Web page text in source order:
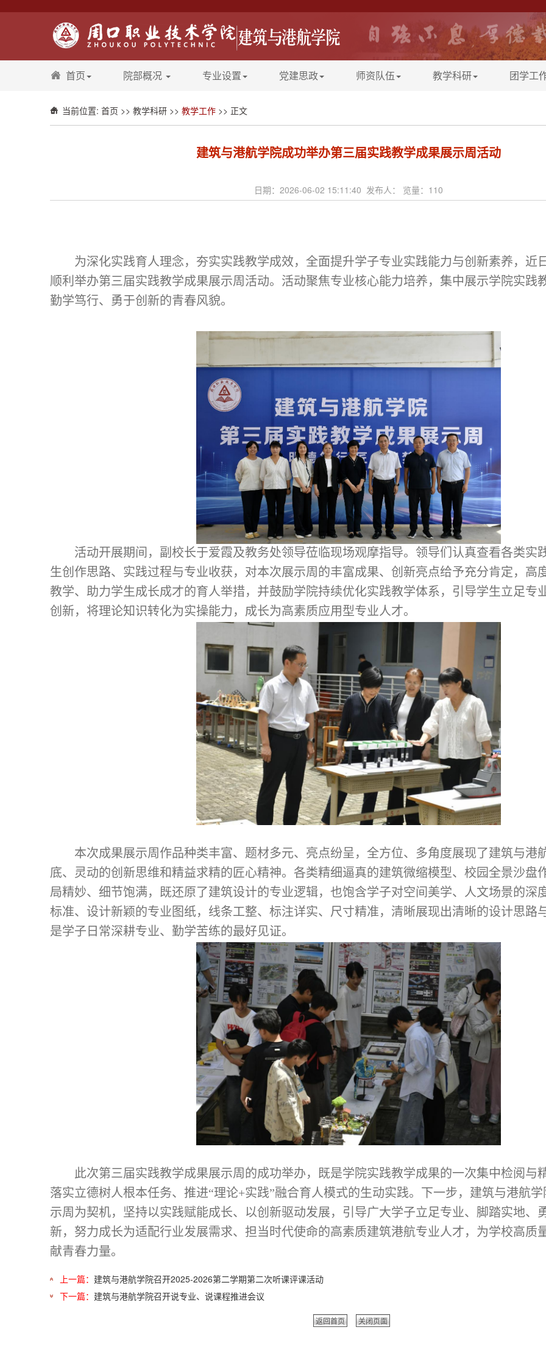
首页 院部概况 专业设置 党建思政 师资队伍 教学科研 团学工
当前位置: 首页 >> 教学科研 >> 教学工作 >> 正文
建筑与港航学院成功举办第三届实践教学成果展示周活动
日期：2026-06-02 15:11:40 发布人： 览量： 110
为深化实践育人理念，夯实实践教学成效，全面提升学子专业实践能力与创新素养，近
顺利举办第三届实践教学成果展示周活动。活动聚焦专业核心能力培养，集中展示学院实践
勤学笃行、勇于创新的青春风貌。
活动开展期间，副校长于爱霞及教务处领导莅临现场观摩指导。领导们认真查看各类实
生创作思路、实践过程与专业收获，对本次展示周的丰富成果、创新亮点给予充分肯定，高
教学、助力学生成长成才的育人举措，并鼓励学院持续优化实践教学体系，引导学生立足专
创新，将理论知识转化为实操能力，成长为高素质应用型专业人才。
本次成果展示周作品种类丰富、题材多元、亮点纷呈，全方位、多角度展现了建筑与港
底、灵动的创新思维和精益求精的匠心精神。各类精细逼真的建筑微缩模型、校园全景沙盘
局精妙、细节饱满，既还原了建筑设计的专业逻辑，也饱含学子对空间美学、人文场景的深
标准、设计新颖的专业图纸，线条工整、标注详实、尺寸精准，清晰展现出清晰的设计思路
是学子日常深耕专业、勤学苦练的最好见证。
此次第三届实践教学成果展示周的成功举办，既是学院实践教学成果的一次集中检阅与
落实立德树人根本任务、推进“理论+实践”融合育人模式的生动实践。下一步，建筑与港航
示周为契机，坚持以实践赋能成长、以创新驱动发展，引导广大学子立足专业、脚踏实地、
新，努力成长为适配行业发展需求、担当时代使命的高素质建筑港航专业人才，为学校高质
献青春力量。
上一篇： 建筑与港航学院召开2025-2026第二学期第二次听课评课活动
下一篇： 建筑与港航学院召开说专业、说课程推进会议​
返回首页 关闭页面